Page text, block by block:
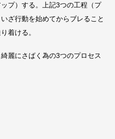
プ）する。上記3つの工程（プ
ざ行動を始めてからブレること
着ける。
麗にさばく為の3つのプロセス